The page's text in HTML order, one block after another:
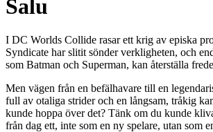
Salu
I DC Worlds Collide rasar ett krig av episka
Syndicate har slitit sönder verkligheten, och
som Batman och Superman, kan återställa
Men vägen från en befälhavare till en
full av otaliga strider och en långsam, tråkig
kunde hoppa över det? Tänk om du kunde
från dag ett, inte som en ny spelare, utan som